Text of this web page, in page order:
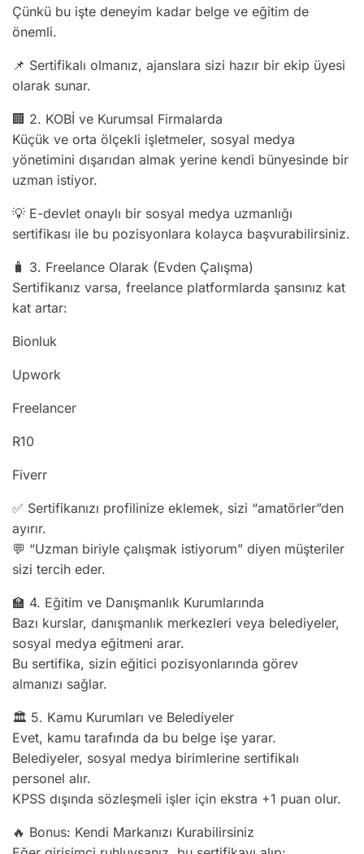
Çünkü bu işte deneyim kadar belge ve eğitim de
önemli.
📌 Sertifikalı olmanız, ajanslara sizi hazır bir ekip üyesi
olarak sunar.
🏢 2. KOBİ ve Kurumsal Firmalarda
Küçük ve orta ölçekli işletmeler, sosyal medya
yönetimini dışarıdan almak yerine kendi bünyesinde bir
uzman istiyor.
💡 E-devlet onaylı bir sosyal medya uzmanlığı
sertifikası ile bu pozisyonlara kolayca başvurabilirsiniz.
🧳 3. Freelance Olarak (Evden Çalışma)
Sertifikanız varsa, freelance platformlarda şansınız kat
kat artar:
Bionluk
Upwork
Freelancer
R10
Fiverr
✅ Sertifikanızı profilinize eklemek, sizi “amatörler”den
ayırır.
💬 “Uzman biriyle çalışmak istiyorum” diyen müşteriler
sizi tercih eder.
🏫 4. Eğitim ve Danışmanlık Kurumlarında
Bazı kurslar, danışmanlık merkezleri veya belediyeler,
sosyal medya eğitmeni arar.
Bu sertifika, sizin eğitici pozisyonlarında görev
almanızı sağlar.
🏛️ 5. Kamu Kurumları ve Belediyeler
Evet, kamu tarafında da bu belge işe yarar.
Belediyeler, sosyal medya birimlerine sertifikalı
personel alır.
KPSS dışında sözleşmeli işler için ekstra +1 puan olur.
🔥 Bonus: Kendi Markanızı Kurabilirsiniz